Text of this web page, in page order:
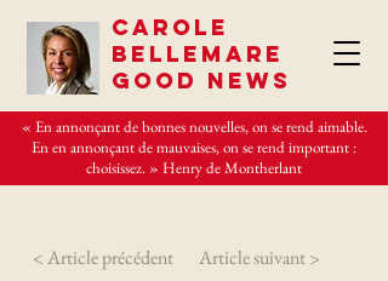
CAROLE
BELLEMARE
GOOD NEWS
« En annonçant de bonnes nouvelles, on se rend aimable.
En en annonçant de mauvaises, on se rend important :
choisissez. » Henry de Montherlant
Article suivant >
< Article précédent